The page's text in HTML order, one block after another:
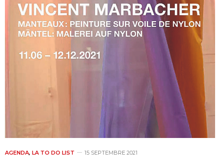
AGENDA, LA TO DO LIST 15 SEPTEMBRE 2021